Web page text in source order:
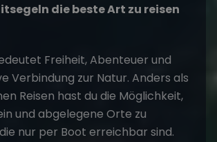
die beste Art zu reisen
Freiheit, Abenteuer und
Verbindung zur Natur. Anders als
Reisen hast du die Möglichkeit,
und abgelegene Orte zu
nur per Boot erreichbar sind.